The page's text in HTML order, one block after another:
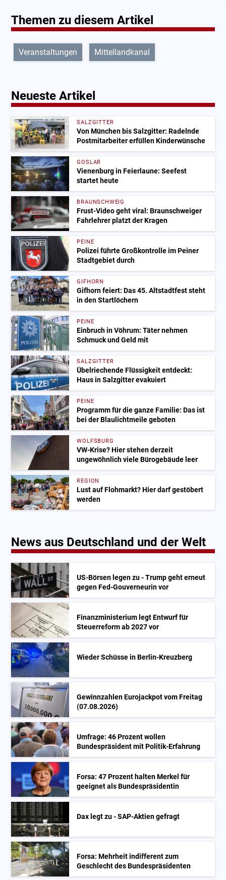
Themen zu diesem Artikel
Veranstaltungen Mittellandkanal
Neueste Artikel
SALZGITTER
Von München bis Salzgitter: Radelnde
Postmitarbeiter erfüllen Kinderwünsche
GOSLAR
Vienenburg in Feierlaune: Seefest
startet heute
BRAUNSCHWEIG
Frust-Video geht viral: Braunschweiger
Fahrlehrer platzt der Kragen
PEINE
Polizei führte Großkontrolle im Peiner
Stadtgebiet durch
GIFHORN
Gifhorn feiert: Das 45. Altstadtfest steht
in den Startlöchern
PEINE
Einbruch in Vöhrum: Täter nehmen
Schmuck und Geld mit
SALZGITTER
Übelriechende Flüssigkeit entdeckt:
Haus in Salzgitter evakuiert
PEINE
Programm für die ganze Familie: Das ist
bei der Blaulichtmeile geboten
WOLFSBURG
VW-Krise? Hier stehen derzeit
ungewöhnlich viele Bürogebäude leer
REGION
Lust auf Flohmarkt? Hier darf gestöbert
werden
News aus Deutschland und der Welt
US-Börsen legen zu - Trump geht erneut
gegen Fed-Gouverneurin vor
Finanzministerium legt Entwurf für
Steuerreform ab 2027 vor
Wieder Schüsse in Berlin-Kreuzberg
Gewinnzahlen Eurojackpot vom Freitag
(07.08.2026)
Umfrage: 46 Prozent wollen
Bundespräsident mit Politik-Erfahrung
Forsa: 47 Prozent halten Merkel für
geeignet als Bundespräsidentin
Dax legt zu - SAP-Aktien gefragt
Forsa: Mehrheit indifferent zum
Geschlecht des Bundespräsidenten